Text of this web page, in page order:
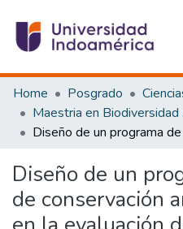
Communities & Collections
All of DSpace
Statistics
Home Posgrado
Diseño de un
de conservación